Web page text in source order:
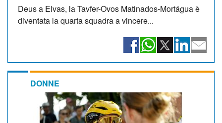
Deus a Elvas, la Tavfer-Ovos Matinados-Mortágua è
diventata la quarta squadra a vincere...
DONNE